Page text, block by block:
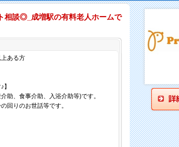
相談◎_成増駅の有料老人ホームで
ある方
仕事です♪】
助、食事介助、入浴介助等)です。
回りのお世話等です。